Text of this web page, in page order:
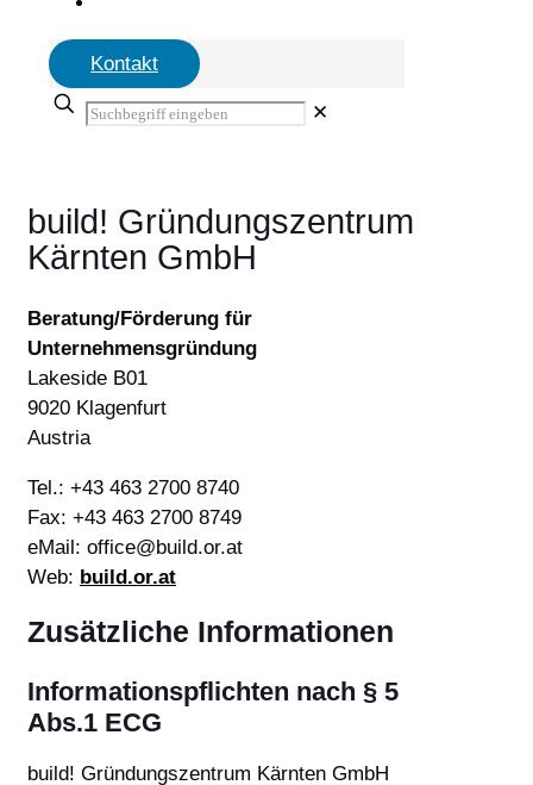
Kontakt
✕
build! Gründungszentrum
Kärnten GmbH
Beratung/Förderung für
Unternehmensgründung
Lakeside B01
9020 Klagenfurt
Austria
Tel.: +43 463 2700 8740
Fax: +43 463 2700 8749
eMail: office@build.or.at
Web: build.or.at
Zusätzliche Informationen
Informationspflichten nach § 5
Abs.1 ECG
build! Gründungszentrum Kärnten GmbH